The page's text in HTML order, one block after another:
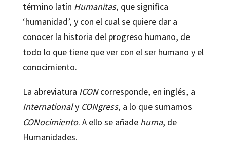
término latín Humanitas, que significa
‘humanidad’, y con el cual se quiere dar a
conocer la historia del progreso humano, de
todo lo que tiene que ver con el ser humano y el
conocimiento.
La abreviatura ICONcorresponde, en inglés, a
Internationaly CONgress, a lo que sumamos
CONocimiento. A ello se añade huma, de
Humanidades.